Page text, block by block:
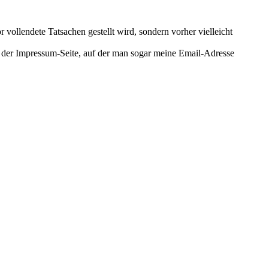
Tatsachen gestellt wird, sondern vorher vielleicht
Impressum-Seite, auf der man sogar meine Email-Adresse